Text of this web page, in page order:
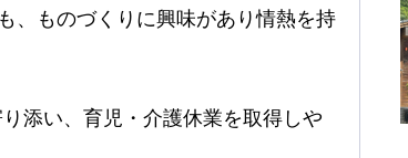
、ものづくりに興味があり情熱を持
添い、育児・介護休業を取得しや